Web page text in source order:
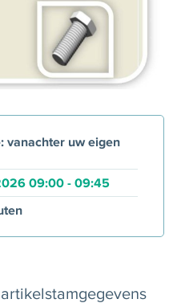
vanachter uw eigen
09:00- 09:45